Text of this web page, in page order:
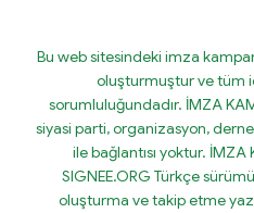
Bu web sitesindeki imza
oluşturmuştur ve tüm
sorumluluğundadır. İMZA
siyasi parti, organizasyon,
ile bağlantısı yoktur.
SIGNEE.ORG Türkçe
oluşturma ve takip etme